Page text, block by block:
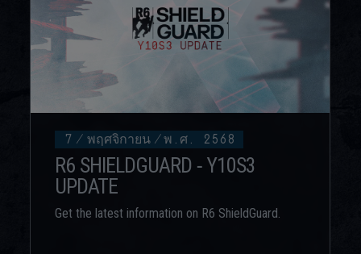
7 / พฤศจิกายน /พ.ศ. 2568
R6 SHIELDGUARD - Y10S3
UPDATE
Get the latest information on R6 ShieldGuard.